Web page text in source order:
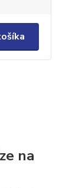
na